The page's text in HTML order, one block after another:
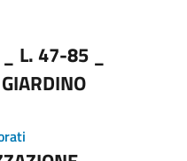
L. 47-85 _